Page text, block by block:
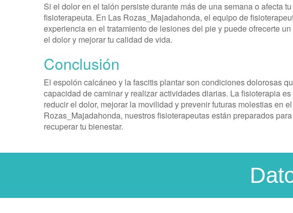
Si el dolor en el talón persiste durante más de una semana o afecta
fisioterapeuta. En Las Rozas_Majadahonda, el equipo de
experiencia en el tratamiento de lesiones del pie y puede ofrecerte
el dolor y mejorar tu calidad de vida.
Conclusión
El espolón calcáneo y la fascitis plantar son condiciones dolorosas
capacidad de caminar y realizar actividades diarias. La fisioterapia
reducir el dolor, mejorar la movilidad y prevenir futuras molestias en
Rozas_Majadahonda, nuestros fisioterapeutas están preparados
recuperar tu bienestar.